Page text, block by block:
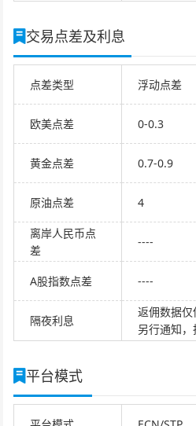
交易点差及利息
点差类型 浮动点差
欧美点差 0-0.3
黄金点差 0.7-0.9
原油点差 4
离岸人民币点
差
----
A股指数点差 ----
隔夜利息
返佣数据
另行通知
平台模式